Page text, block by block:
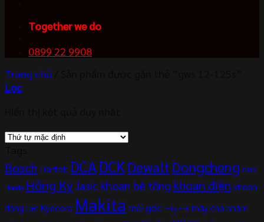
Together we do
0899 22 9908
Trang chủ
Lọc
Bosch Dartek DCA DCK Dewalt Dongcheng GWS
Honda Hồng Ký Jasic khoan bê tông khoan điện khoan
động lực Kyocera Makita mài góc máy chà máy chà nhám